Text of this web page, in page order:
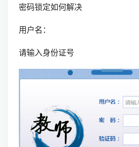
密码锁定如何解决
用户名：
请输入身份证号